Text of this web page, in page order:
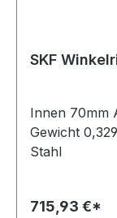
Innen 70mm
Gewicht
Stahl
715,93 €*